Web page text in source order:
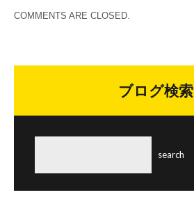
COMMENTS ARE CLOSED.
ブログ検索